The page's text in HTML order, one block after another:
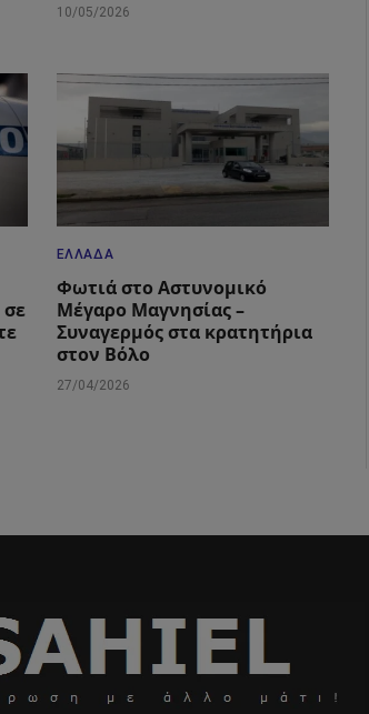
10/05/2026
σε
ΕΛΛΆΔΑ
Φωτιά στο Αστυνομικό
Μέγαρο Μαγνησίας –
Συναγερμός στα κρατητήρια
στον Βόλο
27/04/2026